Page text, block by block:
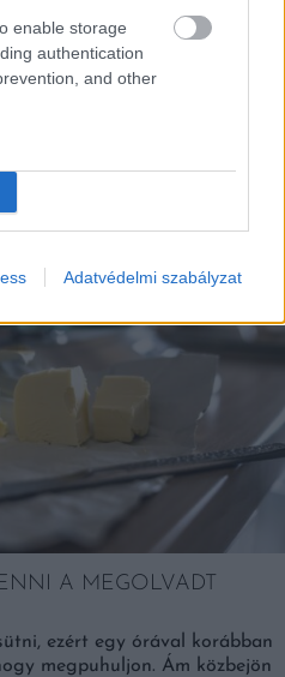
enable storage
authentication
and other
Adatvédelmi szabályzat
A MEGOLVADT
ezért egy órával korábban
megpuhuljon. Ám közbejön